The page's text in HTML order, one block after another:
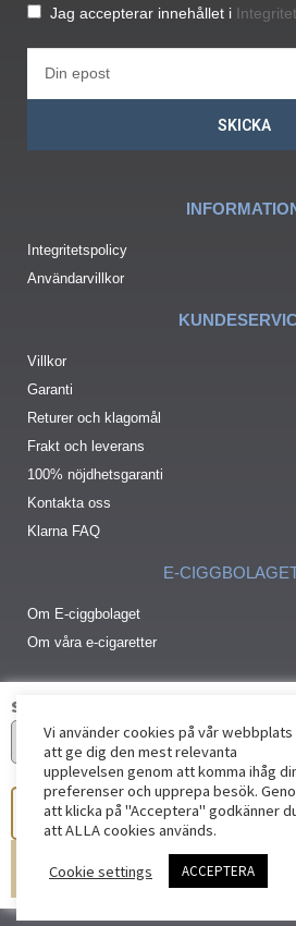
Storlek (ml)
Lägg till i
Jag accepterar innehållet i
SKICKA
Integritetspolicy
Användarvillkor
Villkor
Garanti
Returer och klagomål
Frakt och leverans
100% nöjdhetsgaranti
Kontakta oss
Klarna FAQ
E-
Om E-ciggbolaget
Om våra e-cigaretter
Vi använder cookies på vår
att ge dig den mest relevanta
upplevelsen genom att komma ihåg
preferenser och upprepa besök.
att klicka på "Acceptera" godkänner
att ALLA cookies används.
Cookie settings ACCEPTERA